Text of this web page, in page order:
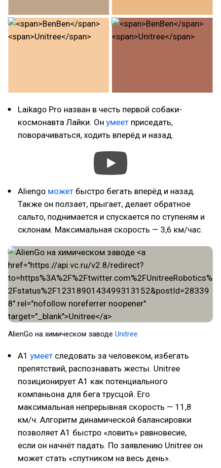
Laikago Pro назван в честь первой собаки-
космонавта Лайки. Он умеет приседать,
поворачиваться, ходить вперёд и назад.
Aliengo может быстро бегать вперёд и назад.
Также он ползает, прыгает, делает обратное
сальто, поднимается и спускается по ступеням и
склонам. Максимальная скорость — 3,6 км/час.
AlienGo на химическом заводе Unitree
A1 умеет следовать за человеком, избегать
препятствий, распознавать жесты. Unitree
позиционирует A1 как потенциального
компаньона для бега трусцой. Его
максимальная непрерывная скорость — 11,8
км/ч. Алгоритм динамической балансировки
позволяет A1 быстро «ловить» равновесие,
если он начнёт падать. По заявлению Unitree он
может стать «спутником на весь день».